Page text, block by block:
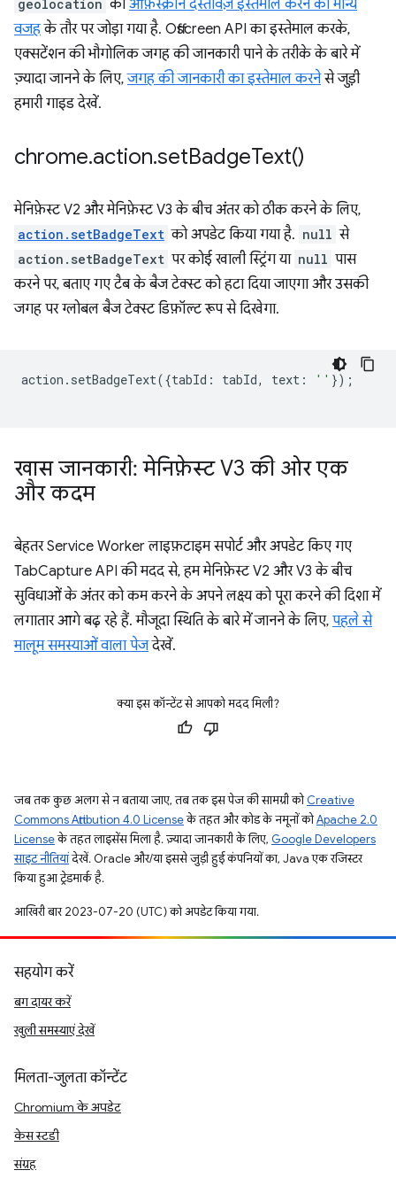
geolocation कोऑफ़स्क्रीन दस्तावेज़ इस्तेमाल करने की मान्य
वजहके तौर पर जोड़ा गया है. Offscreen API का इस्तेमाल करके,
एक्सटेंशन की भौगोलिक जगह की जानकारी पाने के तरीके के बारे में
ज़्यादा जानने के लिए,जगह की जानकारी का इस्तेमाल करनेसे जुड़ी
हमारी गाइड देखें.
chrome.action.setBadgeText()
मेनिफ़ेस्ट V2 और मेनिफ़ेस्ट V3 के बीच अंतर को ठीक करने के लिए,
action.setBadgeText को अपडेट किया गया है. null से
action.setBadgeText पर कोई खाली स्ट्रिंग या null पास
करने पर, बताए गए टैब के बैज टेक्स्ट को हटा दिया जाएगा और उसकी
जगह पर ग्लोबल बैज टेक्स्ट डिफ़ॉल्ट रूप से दिखेगा.
action . setBadgeText({tabId : tabId, text : '' });
खास जानकारी: मेनिफ़ेस्ट V3 की ओर एक
और कदम
बेहतर Service Worker लाइफ़टाइम सपोर्ट और अपडेट किए गए
TabCapture API की मदद से, हम मेनिफ़ेस्ट V2 और V3 के बीच
सुविधाओं के अंतर को कम करने के अपने लक्ष्य को पूरा करने की दिशा में
लगातार आगे बढ़ रहे हैं. मौजूदा स्थिति के बारे में जानने के लिए, पहले से
मालूम समस्याओं वाला पेजदेखें.
क्या इस कॉन्टेंट से आपको मदद मिली?
जब तक कुछ अलग से न बताया जाए, तब तक इस पेज की सामग्री कोCreative
Commons Attribution 4.0 Licenseके तहत और कोड के नमूनों कोApache 2.0
Licenseके तहत लाइसेंस मिला है. ज़्यादा जानकारी के लिए, Google Developers
साइट नीतियांदेखें. Oracle और/या इससे जुड़ी हुई कंपनियों का, Java एक रजिस्टर
किया हुआ ट्रेडमार्क है.
आखिरी बार 2023-07-20 (UTC) को अपडेट किया गया.
सहयोग करें
बग दायर करें
खुली समस्याएं देखें
मिलता-जुलता कॉन्टेंट
Chromium के अपडेट
केस स्टडी
संग्रह